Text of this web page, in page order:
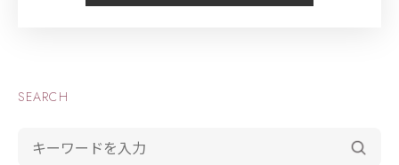
SEARCH